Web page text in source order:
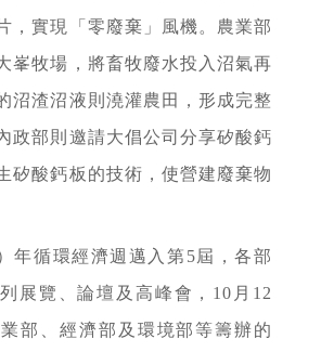
，實現「零廢棄」風機。農業部
峯牧場，將畜牧廢水投入沼氣再
沼渣沼液則澆灌農田，形成完整
政部則邀請大倡公司分享矽酸鈣
矽酸鈣板的技術，使營建廢棄物
年循環經濟週邁入第5屆，各部
展覽、論壇及高峰會，10月12
部、經濟部及環境部等籌辦的